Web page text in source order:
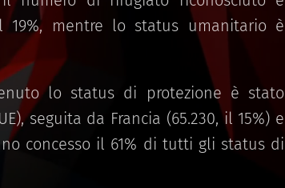
mentre lo status umanitario è
lo status di protezione è stato
seguita da Francia (65.230, il 15%) e
concesso il 61% di tutti gli status di